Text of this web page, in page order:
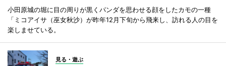
小田原城の堀に目の周りが黒くパンダを思わせる顔をしたカモの一種
「ミコアイサ（巫女秋沙）が昨年12月下旬から飛来し、訪れる人の目を
楽しませている。
見る・遊ぶ